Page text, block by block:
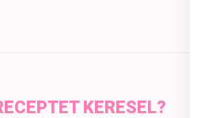
KERESEL?